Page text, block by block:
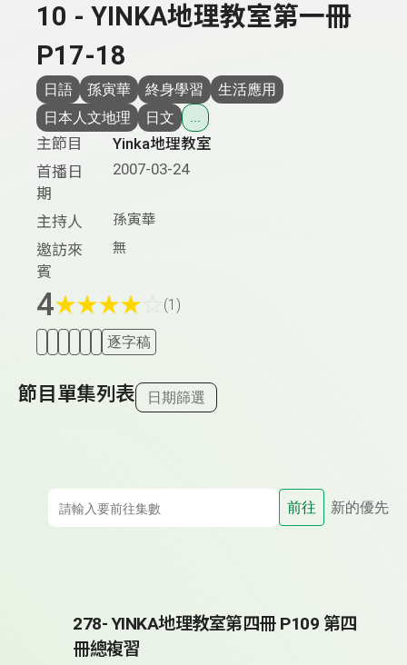
10 - YINKA地理教室第一冊
P17-18
日語 孫寅華 終身學習
生活應用
日本人文地理
日文 ...
主節目
Yinka地理教室
首播日
期
2007-03-24
主持人 孫寅華
邀訪來
賓
無
4★★★★ (1)
逐字稿
節目單集列表 日期篩選
前往 新的優先
278- YINKA地理教室第四冊 P109 第四
冊總複習